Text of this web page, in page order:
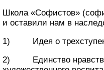
Школа «Софистов»
и оставили нам в
1) Идея о
2) Единство